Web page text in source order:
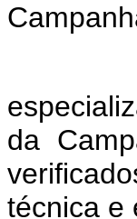
da
técnica e